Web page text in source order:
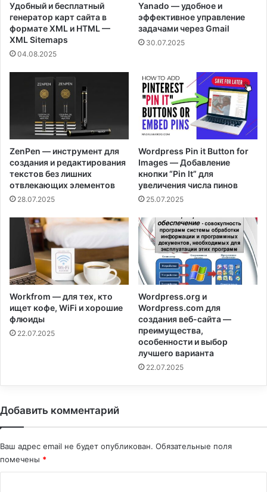
Удобный и бесплатный
генератор карт сайта в
формате XML и HTML —
XML Sitemaps
04.08.2025
Yanado — удобное и
эффективное управление
задачами через Gmail
30.07.2025
ZenPen — инструмент для
создания и редактирования
текстов без лишних
отвлекающих элементов
28.07.2025
Wordpress Pin it Button for
Images — Добавление
кнопки “Pin It” для
увеличения числа пинов
25.07.2025
Workfrom — для тех, кто
ищет кофе, WiFi и хорошие
флюиды
22.07.2025
Wordpress.org и
Wordpress.com для
создания веб-сайта —
преимущества,
особенности и выбор
лучшего варианта
22.07.2025
Добавить комментарий
Ваш адрес email не будет опубликован. Обязательные поля
помечены *